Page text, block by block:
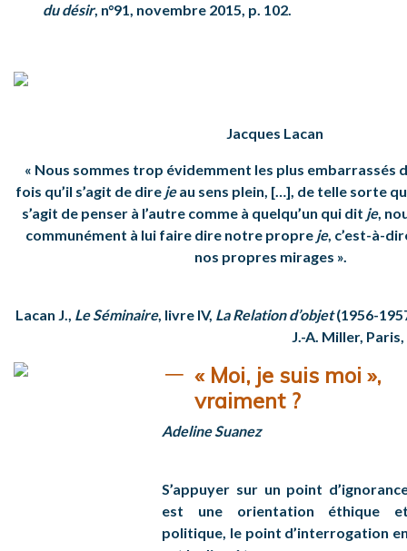
du désir, n°91, novembre 2015, p. 102.
Jacques Lacan
« Nous sommes trop évidemment les plus embarrassés
fois qu’il s’agit de direjeau sens plein, […], de telle sorte
s’agit de penser à l’autre comme à quelqu’un qui dit je,
communément à lui faire dire notre propre je, c’est-à-
nos propres mirages ».
Lacan J., Le Séminaire, livre IV, La Relation d’objet(1956-
J.-A. Miller,
« Moi, je suis moi »,
vraiment ?
Adeline Suanez
S’appuyer sur un point
est une orientation éthique
politique, le point d’interrogation